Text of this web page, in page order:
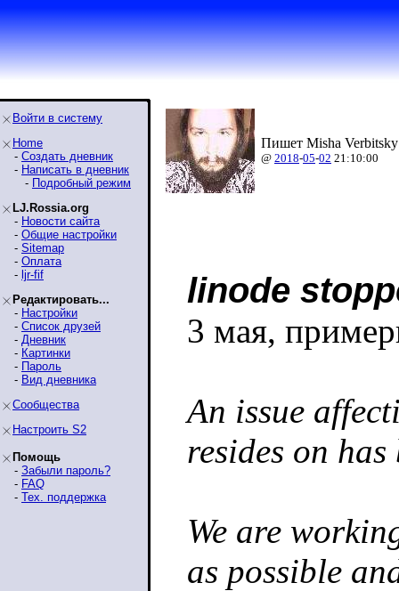
Войти в систему
Home
- Создать дневник
- Написать в дневник
- Подробный режим
LJ.Rossia.org
- Новости сайта
- Общие настройки
- Sitemap
- Оплата
- ljr-fif
Редактировать...
- Настройки
- Список друзей
- Дневник
- Картинки
- Пароль
- Вид дневника
Сообщества
Настроить S2
Помощь
- Забыли пароль?
- FAQ
- Тех. поддержка
Пишет Misha
@ 2018-05-02 21:10:00
linode
3 мая,
An issue
resides on has
We are
as possible